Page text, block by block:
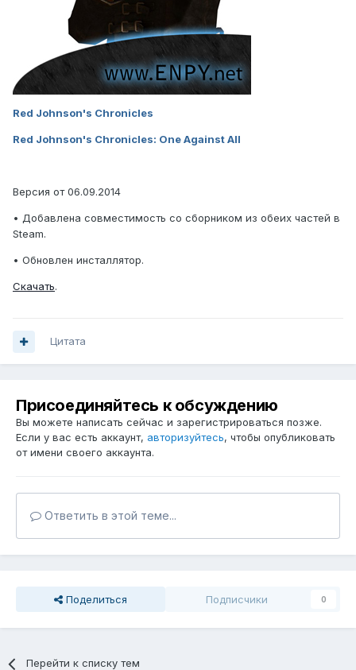
Red Johnson's Chronicles
Red Johnson's Chronicles: One Against All
Версия от 06.09.2014
• Добавлена совместимость со сборником из обеих частей в
Steam.
• Обновлен инсталлятор.
Скачать.
Цитата
Присоединяйтесь к обсуждению
Вы можете написать сейчас и зарегистрироваться позже.
Если у вас есть аккаунт, авторизуйтесь, чтобы опубликовать
от имени своего аккаунта.
Ответить в этой теме...
Поделиться Подписчики 0
Перейти к списку тем